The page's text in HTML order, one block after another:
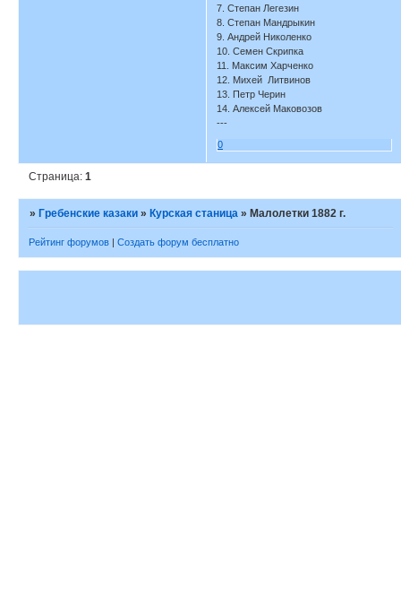
7. Степан Легезин
8. Степан Мандрыкин
9. Андрей Николенко
10. Семен Скрипка
11. Максим Харченко
12. Михей Литвинов
13. Петр Черин
14. Алексей Маковозов
---
0
Страница:1
» Гребенские казаки » Курская станица » Малолетки 1882 г.
Рейтинг форумов | Создать форум бесплатно